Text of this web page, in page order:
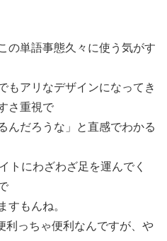
の単語事態久々に使う気がす
もアリなデザインになってき
さ重視で
んだろうな」と直感でわかる
トにわざわざ足を運んでく
すもんね。
利っちゃ便利なんですが、や